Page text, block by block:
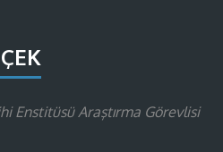
Enstitüsü Araştırma Görevlisi